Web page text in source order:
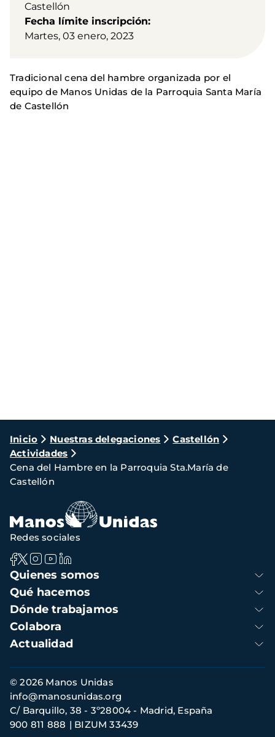
Castellón
Fecha límite inscripción
Martes, 03 enero, 2023
Tradicional cena del hambre organizada por el
equipo de Manos Unidas de la Parroquia Santa María
de Castellón
Ruta
de
navegación
Inicio Nuestras delegaciones
Castellón
Actividades
Cena del Hambre en la Parroquia Sta.María de
Castellón
Navegación
principal
Quienes somos
Qué hacemos
Dónde trabajamos
Colabora
Actualidad
Redes sociales
Información
de
contacto
© 2026 Manos Unidas
C/ Barquillo, 38 - 3º28004 - Madrid, España
900 811 888
BIZUM 33439
info@manosunidas.org